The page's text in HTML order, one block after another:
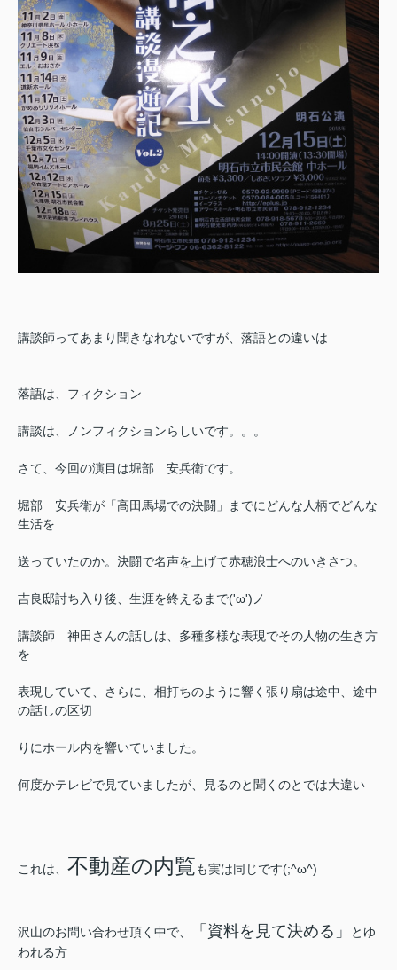
講談師ってあまり聞きなれないですが、落語との違いは
落語は、フィクション
講談は、ノンフィクションらしいです。。。
さて、今回の演目は堀部 安兵衛です。
堀部 安兵衛が「高田馬場での決闘」までにどんな人柄でどんな
生活を
送っていたのか。決闘で名声を上げて赤穂浪士へのいきさつ。
吉良邸討ち入り後、生涯を終えるまで('ω')ノ
講談師 神田さんの話しは、多種多様な表現でその人物の生き方
を
表現していて、さらに、相打ちのように響く張り扇は途中、途中
の話しの区切
り にホール内を響いていました。
何度かテレビで見ていましたが、見るのと聞くのとでは大違い
これは、 不動産の内覧も実は同じです(;^ω^)
沢山のお問い合わせ頂く中で、 「資料を見て決める」
とゆ
われる方